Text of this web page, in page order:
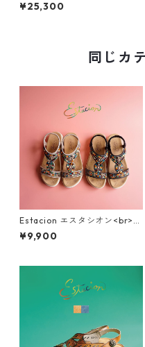
スニーカー Y845
¥25,300
同じカ
Estacion エスタシオン<br>エ
スニック調カラフルビーズデ
ザインコンフォートサンダル 3
¥9,900